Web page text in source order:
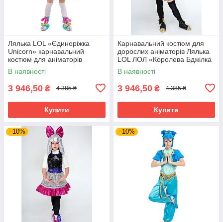
Лялька LOL «Єдиноріжка
Unicorn» карнавальний
костюм для аніматорів
В наявності
3 946,50 ₴ 4 385 ₴
Купити
Карнавальний костюм для
дорослих аніматорів Лялька
LOL ЛОЛ «Королева Бджілка
(Queen Bee)»
В наявності
3 946,50 ₴ 4 385 ₴
Купити
–10% –10%